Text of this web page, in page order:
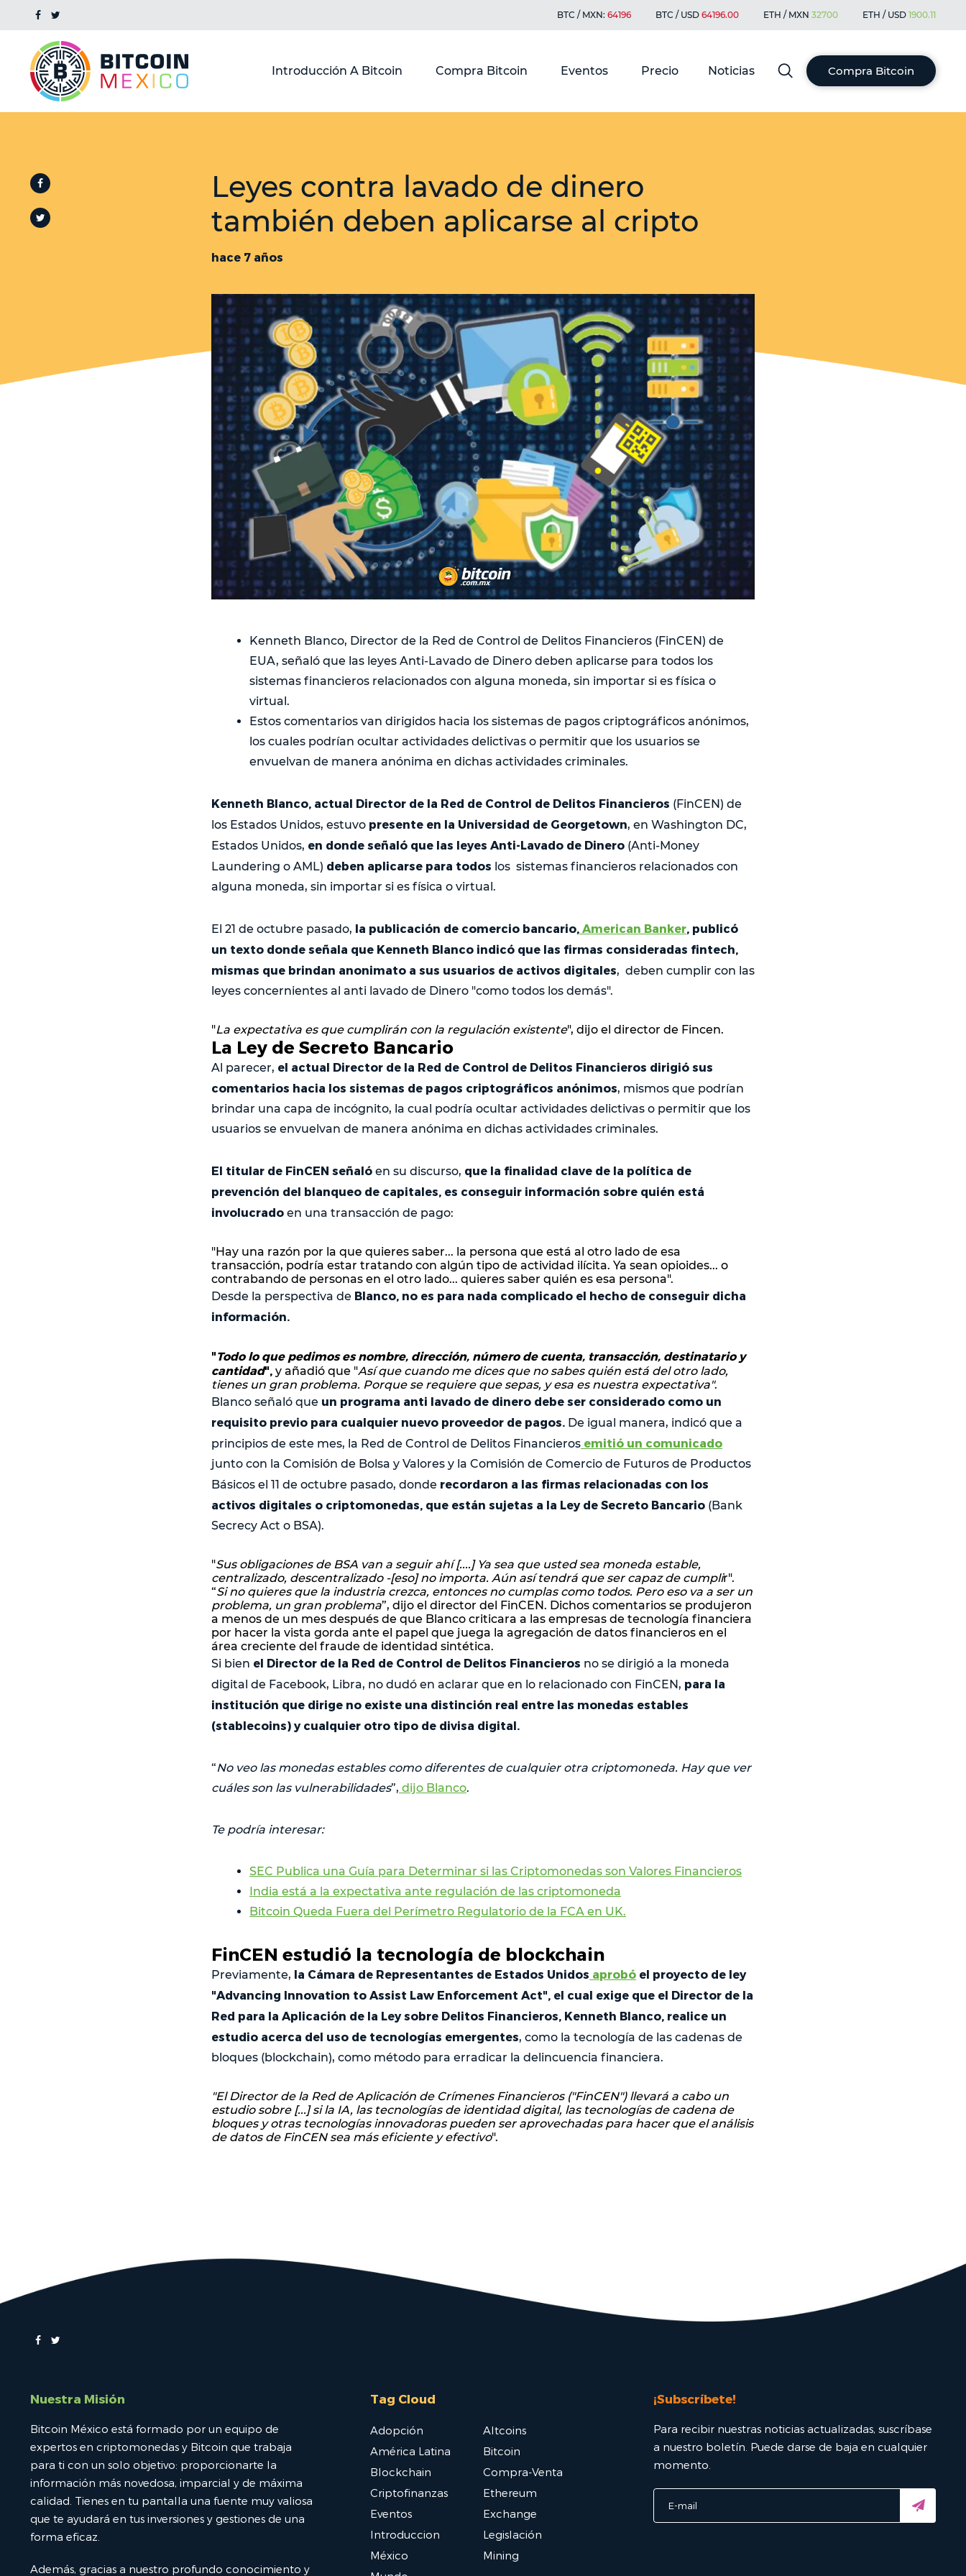
BTC / MXN: 64196 BTC / USD 64196.00 ETH / MXN 32700 ETH / USD 1900.11
Introducción A Bitcoin Compra Bitcoin Eventos Precio Noticias Compra Bitcoin
Leyes contra lavado de dinero
también deben aplicarse al cripto
hace 7 años
Kenneth Blanco, Director de la Red de Control de Delitos Financieros (FinCEN) de
EUA, señaló que las leyes Anti-Lavado de Dinero deben aplicarse para todos los
sistemas financieros relacionados con alguna moneda, sin importar si es física o
virtual.
Estos comentarios van dirigidos hacia los sistemas de pagos criptográficos anónimos,
los cuales podrían ocultar actividades delictivas o permitir que los usuarios se
envuelvan de manera anónima en dichas actividades criminales.
Kenneth Blanco, actual Director de la Red de Control de Delitos Financieros (FinCEN) de
los Estados Unidos, estuvo presente en la Universidad de Georgetown, en Washington DC,
Estados Unidos, en donde señaló que las leyes Anti-Lavado de Dinero (Anti-Money
Laundering o AML) deben aplicarse para todos los sistemas financieros relacionados con
alguna moneda, sin importar si es física o virtual.
El 21 de octubre pasado, la publicación de comercio bancario, American Banker, publicó
un texto donde señala que Kenneth Blanco indicó que las firmas consideradas fintech,
mismas que brindan anonimato a sus usuarios de activos digitales, deben cumplir con las
leyes concernientes al anti lavado de Dinero "como todos los demás".
"La expectativa es que cumplirán con la regulación existente", dijo el director de Fincen.
La Ley de Secreto Bancario
Al parecer, el actual Director de la Red de Control de Delitos Financieros dirigió sus
comentarios hacia los sistemas de pagos criptográficos anónimos, mismos que podrían
brindar una capa de incógnito, la cual podría ocultar actividades delictivas o permitir que los
usuarios se envuelvan de manera anónima en dichas actividades criminales.
El titular de FinCEN señaló en su discurso, que la finalidad clave de la política de
prevención del blanqueo de capitales, es conseguir información sobre quién está
involucrado en una transacción de pago:
"Hay una razón por la que quieres saber... la persona que está al otro lado de esa
transacción, podría estar tratando con algún tipo de actividad ilícita. Ya sean opioides... o
contrabando de personas en el otro lado... quieres saber quién es esa persona".
Desde la perspectiva de Blanco, no es para nada complicado el hecho de conseguir dicha
información.
"Todo lo que pedimos es nombre, dirección, número de cuenta, transacción, destinatario y
cantidad", y añadió que "Así que cuando me dices que no sabes quién está del otro lado,
tienes un gran problema. Porque se requiere que sepas, y esa es nuestra expectativa".
Blanco señaló que un programa anti lavado de dinero debe ser considerado como un
requisito previo para cualquier nuevo proveedor de pagos. De igual manera, indicó que a
principios de este mes, la Red de Control de Delitos Financieros emitió un comunicado
junto con la Comisión de Bolsa y Valores y la Comisión de Comercio de Futuros de Productos
Básicos el 11 de octubre pasado, donde recordaron a las firmas relacionadas con los
activos digitales o criptomonedas, que están sujetas a la Ley de Secreto Bancario (Bank
Secrecy Act o BSA).
"Sus obligaciones de BSA van a seguir ahí [....] Ya sea que usted sea moneda estable,
centralizado, descentralizado -[eso] no importa. Aún así tendrá que ser capaz de cumplir".
“Si no quieres que la industria crezca, entonces no cumplas como todos. Pero eso va a ser un
problema, un gran problema”, dijo el director del FinCEN. Dichos comentarios se produjeron
a menos de un mes después de que Blanco criticara a las empresas de tecnología financiera
por hacer la vista gorda ante el papel que juega la agregación de datos financieros en el
área creciente del fraude de identidad sintética.
Si bien el Director de la Red de Control de Delitos Financieros no se dirigió a la moneda
digital de Facebook, Libra, no dudó en aclarar que en lo relacionado con FinCEN, para la
institución que dirige no existe una distinción real entre las monedas estables
(stablecoins) y cualquier otro tipo de divisa digital.
“No veo las monedas estables como diferentes de cualquier otra criptomoneda. Hay que ver
cuáles son las vulnerabilidades”, dijo Blanco.
Te podría interesar:
SEC Publica una Guía para Determinar si las Criptomonedas son Valores Financieros
India está a la expectativa ante regulación de las criptomoneda
Bitcoin Queda Fuera del Perímetro Regulatorio de la FCA en UK.
FinCEN estudió la tecnología de blockchain
Previamente, la Cámara de Representantes de Estados Unidos aprobó el proyecto de ley
"Advancing Innovation to Assist Law Enforcement Act", el cual exige que el Director de la
Red para la Aplicación de la Ley sobre Delitos Financieros, Kenneth Blanco, realice un
estudio acerca del uso de tecnologías emergentes, como la tecnología de las cadenas de
bloques (blockchain), como método para erradicar la delincuencia financiera.
"El Director de la Red de Aplicación de Crímenes Financieros ("FinCEN") llevará a cabo un
estudio sobre [...] si la IA, las tecnologías de identidad digital, las tecnologías de cadena de
bloques y otras tecnologías innovadoras pueden ser aprovechadas para hacer que el análisis
de datos de FinCEN sea más eficiente y efectivo".
Nuestra Misión
Bitcoin México está formado por un equipo de
expertos en criptomonedas y Bitcoin que trabaja
para ti con un solo objetivo: proporcionarte la
información más novedosa, imparcial y de máxima
calidad. Tienes en tu pantalla una fuente muy valiosa
que te ayudará en tus inversiones y gestiones de una
forma eficaz.
Además, gracias a nuestro profundo conocimiento y
Tag Cloud
Adopción
Altcoins
América Latina
Bitcoin
Blockchain
Compra-Venta
Criptofinanzas
Ethereum
Eventos
Exchange
Introduccion
Legislación
México
Mining
¡Subscríbete!
Para recibir nuestras noticias actualizadas, suscríbase
a nuestro boletín. Puede darse de baja en cualquier
momento.